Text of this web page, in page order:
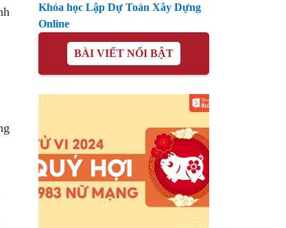
Khóa học Lập Dự Toán Xây Dựng
Online
BÀI VIẾT NỔI BẬT